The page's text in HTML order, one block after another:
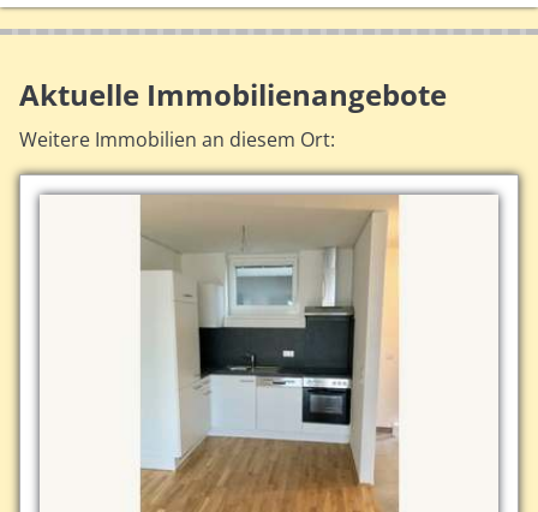
Aktuelle Immobilienangebote
Weitere Immobilien an diesem Ort: